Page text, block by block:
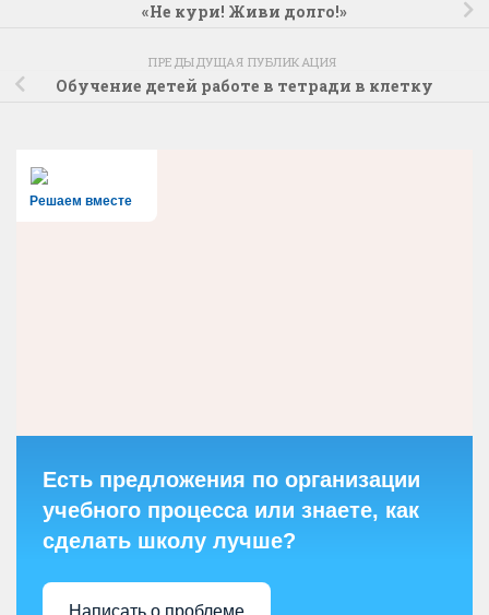
«Не кури! Живи долго!»
ПРЕДЫДУЩАЯ ПУБЛИКАЦИЯ
Обучение детей работе в тетради в клетку
Решаем вместе
Есть предложения по организации
учебного процесса или знаете, как
сделать школу лучше?
Написать о проблеме